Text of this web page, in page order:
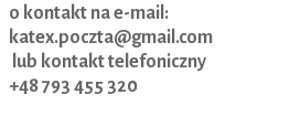
o kontakt na e-mail:
katex.poczta@gmail.com
lub kontakt telefoniczny
+48 793 455 320